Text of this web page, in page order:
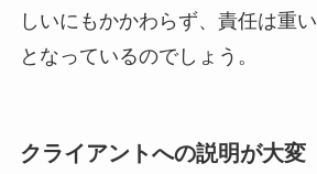
しいにもかかわらず、責任は重
となっているのでしょう。
クライアントへの説明が大変